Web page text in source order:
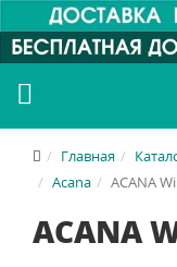
Главная
Acana
ACANA
ACANA